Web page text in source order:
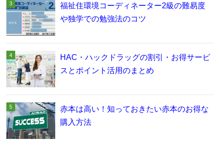
福祉住環境コーディネーター2級の難易度
や独学での勉強法のコツ
HAC・ハックドラッグの割引・お得サービ
スとポイント活用のまとめ
赤本は高い！知っておきたい赤本のお得な
購入方法